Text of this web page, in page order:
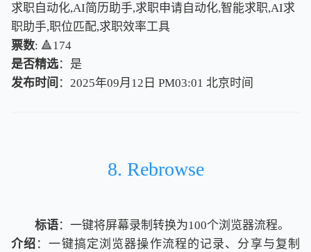
求职自动化,AI简历助手,求职申请自动化,智能求职,AI求
职助手,职位匹配,求职效率工具
票数: 🔺174
是否精选：是
发布时间 ：2025年09月12日 PM03:01 北京时间
北京时间
8. Rebrowse
标语：一键将屏幕录制转换为100个浏览器流程。
介绍 ：一键搞定浏览器操作流程的记录、分享与复制